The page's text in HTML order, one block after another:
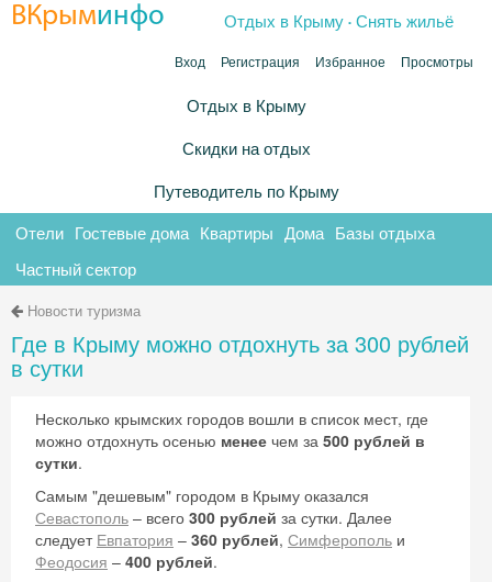
ВКрыминфо Отдых в Крыму .Снять жильё
Вход Регистрация Избранное Просмотры
Отдых в Крыму
Скидки на отдых
Путеводитель по Крыму
Отели Гостевые дома Квартиры Дома Базы отдыха
Частный сектор
Новости туризма
Где в Крыму можно отдохнуть за 300 рублей
в сутки
Несколько крымских городов вошли в список мест, где
можно отдохнуть осенью менее чем за 500 рублей в
сутки.
Самым "дешевым" городом в Крыму оказался
Севастополь – всего 300 рублей за сутки. Далее
следует Евпатория – 360 рублей, Симферополь и
Феодосия – 400 рублей.